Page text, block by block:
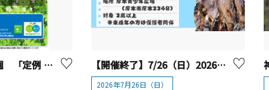
県立座間谷戸山公園 「定例 自然観察会」 【開催終了】7/26（日）2026鮎つかみどり体験を開催！【厚木市】
2026年7月26日（日）